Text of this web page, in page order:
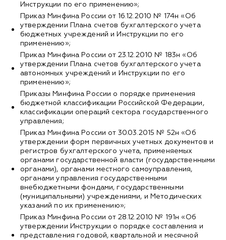
Инструкции по его применению»;
Приказ Минфина России от 16.12.2010 № 174н «Об
утверждении Плана счетов бухгалтерского учета
бюджетных учреждений и Инструкции по его
применению»;
Приказ Минфина России от 23.12.2010 № 183н «Об
утверждении Плана счетов бухгалтерского учета
автономных учреждений и Инструкции по его
применению»;
Приказы Минфина России о порядке применения
бюджетной классификации Российской Федерации,
классификации операций сектора государственного
управления;
Приказ Минфина России от 30.03.2015 № 52н «Об
утверждении форм первичных учетных документов и
регистров бухгалтерского учета, применяемых
органами государственной власти (государственными
органами), органами местного самоуправления,
органами управления государственными
внебюджетными фондами, государственными
(муниципальными) учреждениями, и Методических
указаний по их применению»;
Приказ Минфина России от 28.12.2010 № 191н «Об
утверждении Инструкции о порядке составления и
представления годовой, квартальной и месячной